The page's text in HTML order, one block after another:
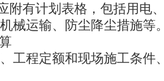
附有计划表格，包括用电
械运输、防尘降尘措施等
工程定额和现场施工条件